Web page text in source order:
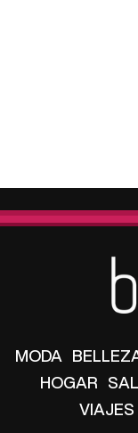
MODA
HOGAR
VIAJES